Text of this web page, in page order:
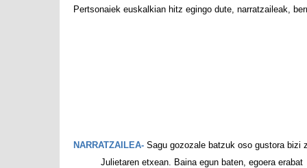
Pertsonaiek euskalkian hitz egingo dute, narratzaileak,
NARRATZAILEA- Sagu gozozale batzuk oso gustora bizi
Julietaren etxean. Baina egun baten, egoera erabat